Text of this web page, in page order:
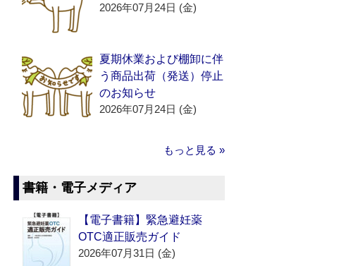
2026年07月24日 (金)
夏期休業および棚卸に伴
う商品出荷（発送）停止
のお知らせ
2026年07月24日 (金)
もっと見る »
書籍・電子メディア
【電子書籍】緊急避妊薬
OTC適正販売ガイド
2026年07月31日 (金)